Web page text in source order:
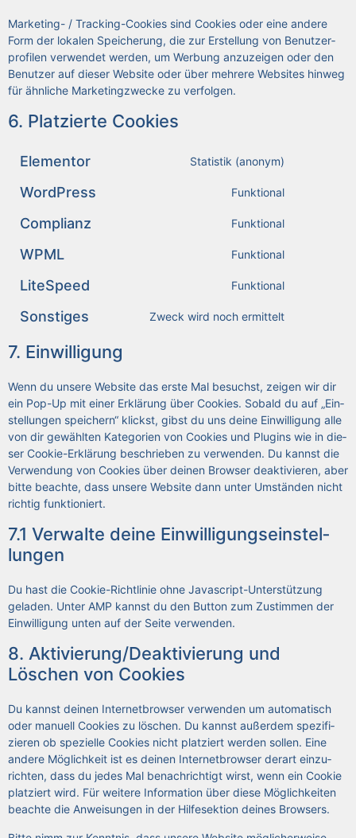
Mar­ke­ting- / Track­ing-Coo­kies sind Coo­kies oder eine ande­re
Form der loka­len Spei­che­rung, die zur Erstel­lung von Benut­zer­
pro­fi­len ver­wen­det wer­den, um Wer­bung anzu­zei­gen oder den
Benut­zer auf die­ser Web­site oder über meh­re­re Web­sites hin­weg
für ähn­li­che Mar­ke­ting­zwe­cke zu ver­fol­gen.
6. Plat­zier­te Coo­kies
Ele­men­tor Sta­tis­tik (anonym)
Word­Press Funk­tio­nal
Com­pli­anz Funk­tio­nal
WPML Funk­tio­nal
Lite­Speed Funk­tio­nal
Sons­ti­ges Zweck wird noch ermit­telt
7. Ein­wil­li­gung
Wenn du unse­re Web­site das ers­te Mal besuchst, zei­gen wir dir
ein Pop-Up mit einer Erklä­rung über Coo­kies. Sobald du auf „Ein­
stel­lun­gen spei­chern“ klickst, gibst du uns dei­ne Ein­wil­li­gung alle
von dir gewähl­ten Kate­go­rien von Coo­kies und Plug­ins wie in die­
ser Coo­kie-Erklä­rung beschrie­ben zu ver­wen­den. Du kannst die
Ver­wen­dung von Coo­kies über dei­nen Brow­ser deak­ti­vie­ren, aber
bit­te beach­te, dass unse­re Web­site dann unter Umstän­den nicht
rich­tig funk­tio­niert.
7.1 Ver­wal­te dei­ne Ein­wil­li­gungs­ein­stel­
lun­gen
Du hast die Coo­kie-Richt­li­nie ohne Java­script-Unter­stüt­zung
gela­den. Unter AMP kannst du den But­ton zum Zustim­men der
Ein­wil­li­gung unten auf der Sei­te ver­wen­den.
8. Aktivierung/Deaktivierung und
Löschen von Coo­kies
Du kannst dei­nen Inter­net­brow­ser ver­wen­den um auto­ma­tisch
oder manu­ell Coo­kies zu löschen. Du kannst außer­dem spe­zi­fi­
zie­ren ob spe­zi­el­le Coo­kies nicht plat­ziert wer­den sol­len. Eine
ande­re Mög­lich­keit ist es dei­nen Inter­net­brow­ser der­art ein­zu­
rich­ten, dass du jedes Mal benach­rich­tigt wirst, wenn ein Coo­kie
plat­ziert wird. Für wei­te­re Infor­ma­ti­on über die­se Mög­lich­kei­ten
beach­te die Anwei­sun­gen in der Hilf­e­sek­ti­on dei­nes Brow­sers.